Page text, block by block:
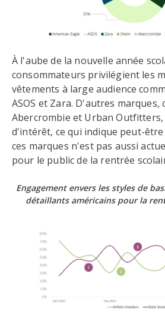
À l'aube de la nouvelle année
consommateurs privilégient les
vêtements à large audience
ASOS et Zara. D'autres marques,
Abercrombie et Urban
d'intérêt, ce qui indique peut-
ces marques n'est pas aussi
pour le public de la rentrée
Engagement envers les styles de
détaillants américains pour la